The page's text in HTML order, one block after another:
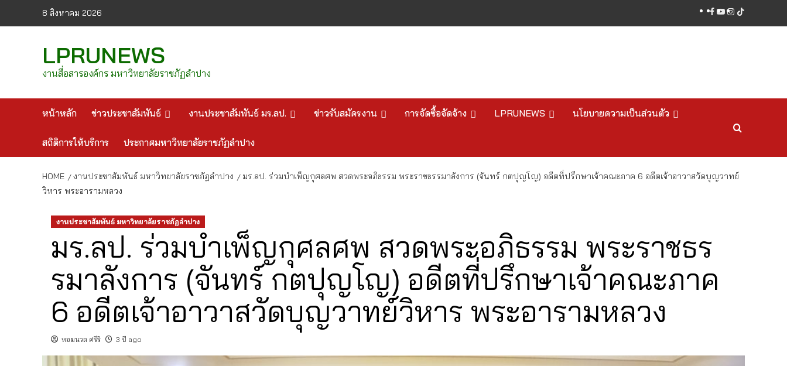
8 สิงหาคม 2026 facebook
youtube
instagram
tiktok
LPRUNEWS
งานสื่อสารองค์กร มหาวิทยาลัยราชภัฏลำปาง
หน้าหลัก ข่าวประชาสัมพันธ์ งานประชาสัมพันธ์ มร.ลป. ข่าวรับสมัครงาน การจัดซื้อจัดจ้าง LPRUNEWS นโยบายความเป็นส่วนตัว
สถิติการให้บริการ ประกาศมหาวิทยาลัยราชภัฏลำปาง
HOME งานประชาสัมพันธ์ มหาวิทยาลัยราชภัฏลำปาง
มร.ลป. ร่วมบำเพ็ญกุศลศพ สวดพระอภิธรรม พระราชธรรมาลังการ (จันทร์ กตปุญโญ) อดีตที่ปรึกษาเจ้าคณะภาค 6 อดีตเจ้าอาวาสวัดบุญวาทย์
วิหาร พระอารามหลวง
งานประชาสัมพันธ์ มหาวิทยาลัยราชภัฏลำปาง
มร.ลป. ร่วมบำเพ็ญกุศลศพ สวดพระอภิธรรม พระราชธร
รมาลังการ (จันทร์ กตปุญโญ) อดีตที่ปรึกษาเจ้าคณะภาค
6 อดีตเจ้าอาวาสวัดบุญวาทย์วิหาร พระอารามหลวง
หอมนวล ศรีริ 3 ปี ago